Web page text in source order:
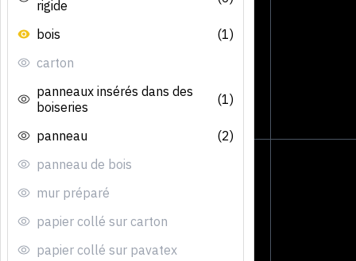
rigide
bois
(1)
carton
panneaux insérés dans des
boiseries
(1)
panneau
(2)
panneau de bois
mur préparé
papier collé sur carton
papier collé sur pavatex